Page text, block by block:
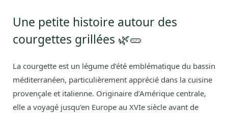
Une petite histoire autour des
courgettes grillées 🌿🥒
La courgette est un légume d’été emblématique du bassin
méditerranéen, particulièrement apprécié dans la cuisine
provençale et italienne. Originaire d’Amérique centrale,
elle a voyagé jusqu’en Europe au XVIe siècle avant de